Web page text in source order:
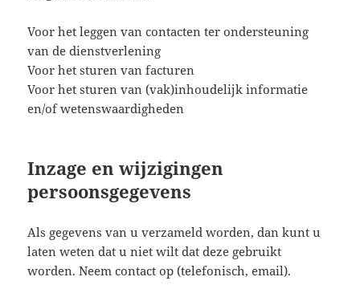
Voor het leggen van contacten ter ondersteuning
van de dienstverlening
Voor het sturen van facturen
Voor het sturen van (vak)inhoudelijk informatie
en/of wetenswaardigheden
Inzage en wijzigingen
persoonsgegevens
Als gegevens van u verzameld worden, dan kunt u
laten weten dat u niet wilt dat deze gebruikt
worden. Neem contact op (telefonisch, email).